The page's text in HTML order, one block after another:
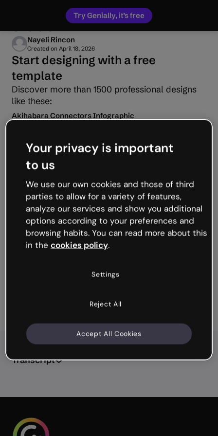
Try Genially, it’s free
Nayeli Rincon
Created on April 18, 2026
Start designing with a free
template
Discover more than 1500 professional designs
like these:
Akihabara Connectors Infographic
Practical Infographic
Akihabara Infographic
Vision Board
The Power of Roadmap
Artificial Intelligence in Corporate Environments
Transcript
combinan historia, cultura, gastronomía y seguridad
en un solo lugar.
Your privacy is important
to us
We use our own cookies and those of third
parties to allow for a variety of features,
analyze our services and show you additional
options according to your preferences and
browsing habits. You can read more about this
in the cookies policy.
Settings
Reject All
Accept All Cookies